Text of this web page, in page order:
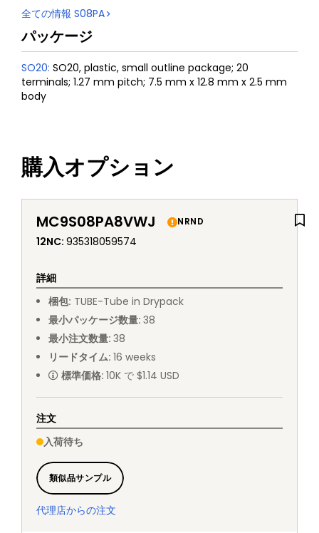
全ての情報 S08PA
パッケージ
SO20: SO20, plastic, small outline package; 20
terminals; 1.27 mm pitch; 7.5 mm x 12.8 mm x 2.5 mm
body
購入オプション
MC9S08PA8VWJ NRND
12NC: 935318059574
詳細
梱包: TUBE-Tube in Drypack
最小パッケージ数量: 38
最小注文数量: 38
リードタイム: 16 weeks
標準価格: 10K で $1.14 USD
注文
入荷待ち
類似品サンプル
代理店からの注文